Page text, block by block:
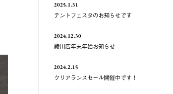
2025.1.31
テントフェスタのお知らせです
2024.12.30
綾川店年末年始お知らせ
2024.2.15
クリアランスセール開催中です！